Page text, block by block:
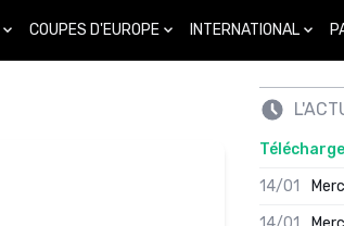
COUPES D'EUROPE INTERNATIONAL
14/01